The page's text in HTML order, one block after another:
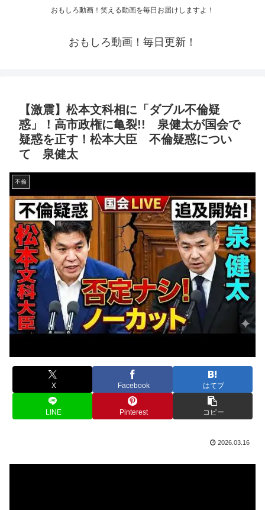
おもしろ動画！笑える動画を毎日お届けしますよ！
おもしろ動画！毎日更新！
【激震】松本文科相に「ダブル不倫疑
惑」！高市政権に亀裂!! 泉健太が国会で
疑惑を正す！松本大臣 不倫疑惑につい
て 泉健太
不倫
X Facebook はてブ
LINE Pinterest コピー
2026.03.16